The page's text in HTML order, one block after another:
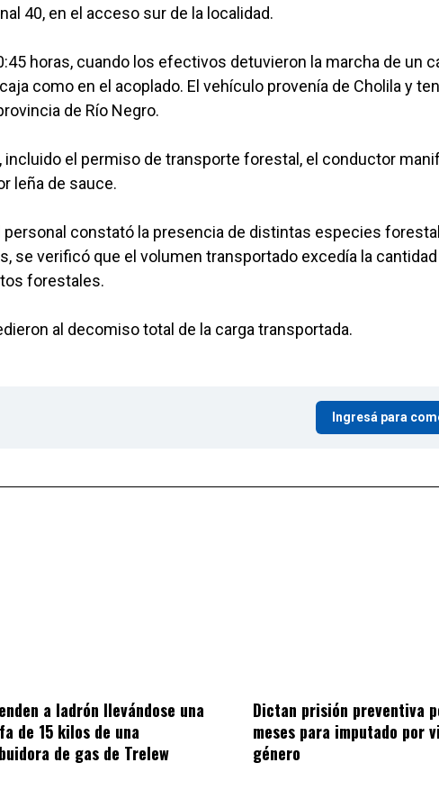
40, en el acceso sur de la localidad.
horas, cuando los efectivos detuvieron la marcha de un
como en el acoplado. El vehículo provenía de Cholila y
de Río Negro.
el permiso de transporte forestal, el conductor
leña de sauce.
personal constató la presencia de distintas especies
se verificó que el volumen transportado excedía la cantidad
forestales.
al decomiso total de la carga transportada.
Ingresá para
a ladrón llevándose una
de 15 kilos de una
de gas de Trelew
Dictan prisión preventiva
meses para imputado por
género